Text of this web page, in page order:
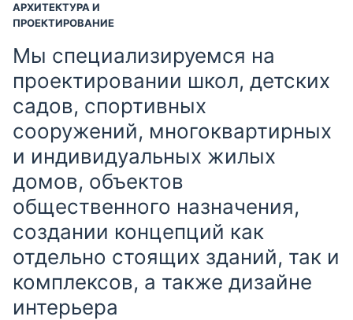
АРХИТЕКТУРА И
ПРОЕКТИРОВАНИЕ
Мы специализируемся на
проектировании школ, детских
садов, спортивных
сооружений, многоквартирных
и индивидуальных жилых
домов, объектов
общественного назначения,
создании концепций как
отдельно стоящих зданий, так и
комплексов, а также дизайне
интерьера